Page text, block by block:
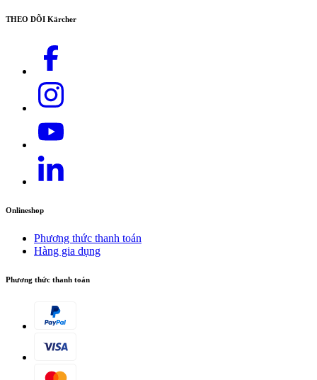
THEO DÕI Kärcher
Onlineshop
Phương thức thanh toán
Hàng gia dụng
Phương thức thanh toán